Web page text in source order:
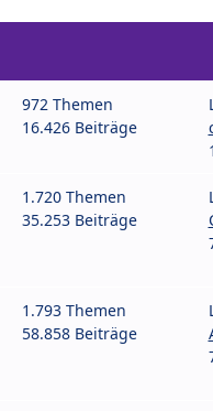
972 Themen
16.426 Beiträge
1.720 Themen
35.253 Beiträge
1.793 Themen
58.858 Beiträge